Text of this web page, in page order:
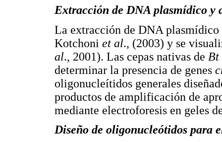
Extracción de DNA plasmídico
La extracción de DNA
Kotchoni et al., (2003) y se
al., 2001). Las cepas nativas de Bt
determinar la presencia de genes
oligonucleítidos generales
productos de amplificación de
mediante electroforesis en geles
Diseño de oligonucleótidos para